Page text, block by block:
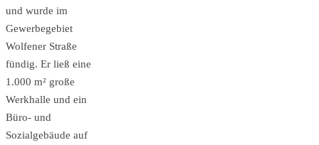
und wurde im
Gewerbegebiet
Wolfener Straße
fündig. Er ließ eine
1.000 m² große
Werkhalle und ein
Büro- und
Sozialgebäude auf